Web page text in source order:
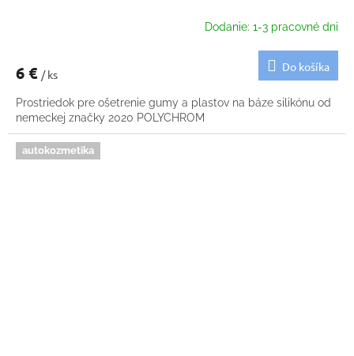
Dodanie: 1-3 pracovné dni
6 € / ks
Do košíka
Prostriedok pre ošetrenie gumy a plastov na báze silikónu od
nemeckej značky 2020 POLYCHROM
autokozmetika